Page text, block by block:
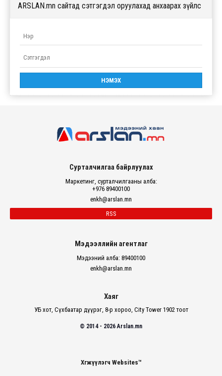
ARSLAN.mn сайтад сэтгэгдэл оруулахад анхаарах зүйлс
Сурталчилгаа байрлуулах
Маркетинг, сурталчилгааны алба:
+976 89400100
enkh@arslan.mn
RSS
Мэдээллийн агентлаг
Мэдээний алба: 89400100
enkh@arslan.mn
Хаяг
УБ хот, Сүхбаатар дүүрэг, 8-р хороо, City Tower 1902 тоот
© 2014 - 2026 Arslan.mn
Хөгжүүлэгч Websites™